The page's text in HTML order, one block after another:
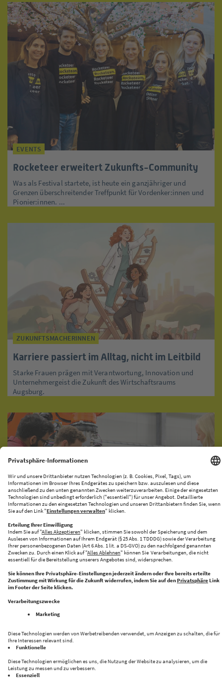
EVENTS
Rocketeer erweitert Zukunfts-Community
Was als Festival startete, ist heute ein ganzjähriger und
Grenzen überschreitender Treffpunkt für Vordenker:innen und
Pionier:innen. ...
ZUKUNFTSMACHERINNEN
Karriere passiert im Alltag, nicht im Leitbild
Starke Frauen prägen mit Verantwortung, Innovation und
Unternehmergeist die Zukunft des Wirtschaftsraums
Augsburg.
KI-PRODUKATIONSNETZWERK
CENTRE FOR FUTURE PRODUCTION
Halle 43 bringt Innovation und Industrie zusammen